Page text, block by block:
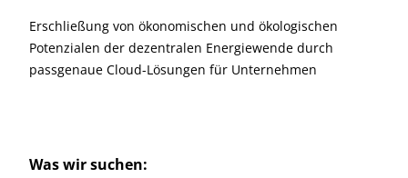
Erschließung von ökonomischen und ökologischen
Potenzialen der dezentralen Energiewende durch
passgenaue Cloud-Lösungen für Unternehmen
Was wir suchen: